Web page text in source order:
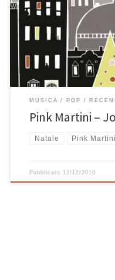
più o meno a tema vi
di Pink Martini,
mezzo all’ampia scelta
pubblicazioni che cercano
favorevole agli acquisti. I
MUSICA POP
Pink Martini –
Natale Pink Martini
Pubblicato 12/12/2010